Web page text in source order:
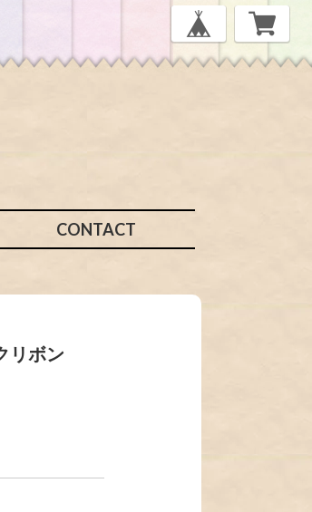
CONTACT
リボン